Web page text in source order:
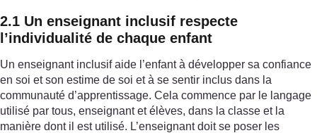
2.1 Un enseignant inclusif respecte
l’individualité de chaque enfant
Un enseignant inclusif aide l’enfant à développer sa confiance
en soi et son estime de soi et à se sentir inclus dans la
communauté d’apprentissage. Cela commence par le langage
utilisé par tous, enseignant et élèves, dans la classe et la
manière dont il est utilisé. L’enseignant doit se poser les